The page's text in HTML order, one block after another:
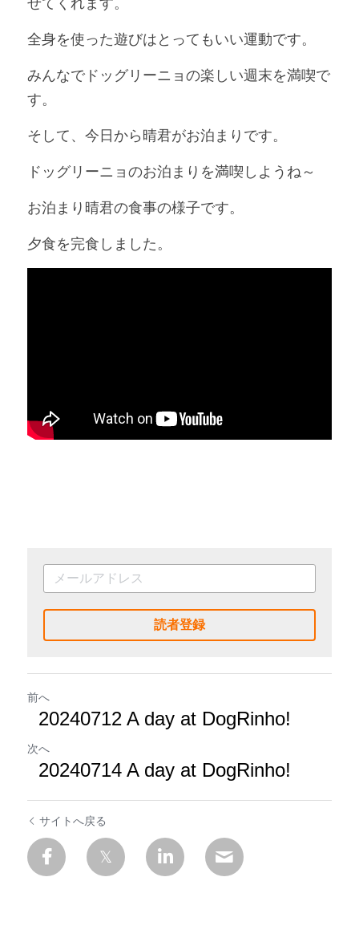
せてくれます。
全身を使った遊びはとってもいい運動です。
みんなでドッグリーニョの楽しい週末を満喫で
す。
そして、今日から晴君がお泊まりです。
ドッグリーニョのお泊まりを満喫しようね～
お泊まり晴君の食事の様子です。
夕食を完食しました。
読者登録
前へ
20240712 A day at DogRinho!
次へ
20240714 A day at DogRinho!
サイトへ戻る